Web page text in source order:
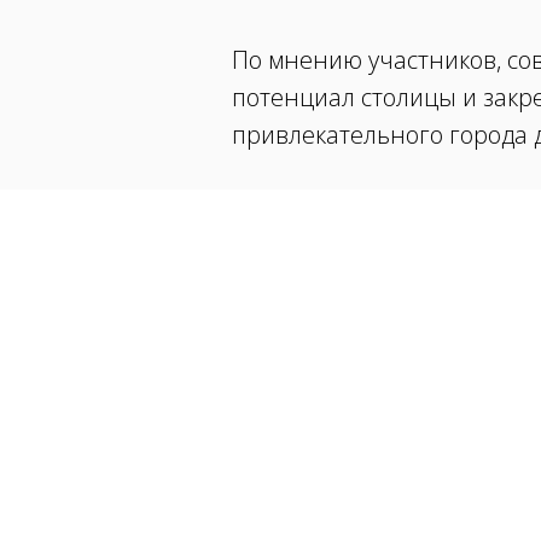
По мнению участников,
потенциал столицы и
привлекательного города